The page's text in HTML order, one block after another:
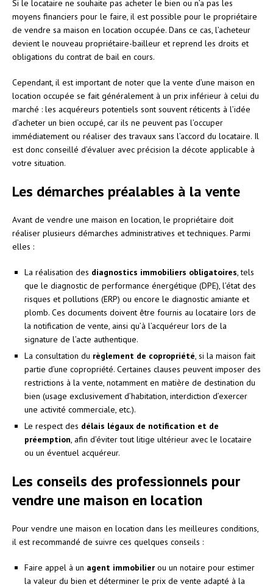
Si le locataire ne souhaite pas acheter le bien ou n’a pas les
moyens financiers pour le faire, il est possible pour le propriétaire
de vendre sa maison en location occupée. Dans ce cas, l’acheteur
devient le nouveau propriétaire-bailleur et reprend les droits et
obligations du contrat de bail en cours.
Cependant, il est important de noter que la vente d’une maison en
location occupée se fait généralement à un prix inférieur à celui du
marché : les acquéreurs potentiels sont souvent réticents à l’idée
d’acheter un bien occupé, car ils ne peuvent pas l’occuper
immédiatement ou réaliser des travaux sans l’accord du locataire. Il
est donc conseillé d’évaluer avec précision la décote applicable à
votre situation.
Les démarches préalables à la vente
Avant de vendre une maison en location, le propriétaire doit
réaliser plusieurs démarches administratives et techniques. Parmi
elles :
La réalisation des diagnostics immobiliers obligatoires , tels
que le diagnostic de performance énergétique (DPE), l’état des
risques et pollutions (ERP) ou encore le diagnostic amiante et
plomb. Ces documents doivent être fournis au locataire lors de
la notification de vente, ainsi qu’à l’acquéreur lors de la
signature de l’acte authentique.
La consultation du règlement de copropriété , si la maison fait
partie d’une copropriété. Certaines clauses peuvent imposer des
restrictions à la vente, notamment en matière de destination du
bien (usage exclusivement d’habitation, interdiction d’exercer
une activité commerciale, etc.).
Le respect des délais légaux de notification et de
préemption , afin d’éviter tout litige ultérieur avec le locataire
ou un éventuel acquéreur.
Les conseils des professionnels pour
vendre une maison en location
Pour vendre une maison en location dans les meilleures conditions,
il est recommandé de suivre ces quelques conseils :
Faire appel à un agent immobilier ou un notaire pour estimer
la valeur du bien et déterminer le prix de vente adapté à la